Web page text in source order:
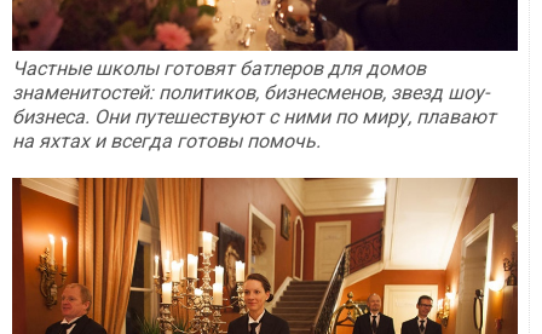
Частные школы готовят батлеров для домов
знаменитостей: политиков, бизнесменов, звезд шоу-
бизнеса. Они путешествуют с ними по миру, плавают
на яхтах и всегда готовы помочь.